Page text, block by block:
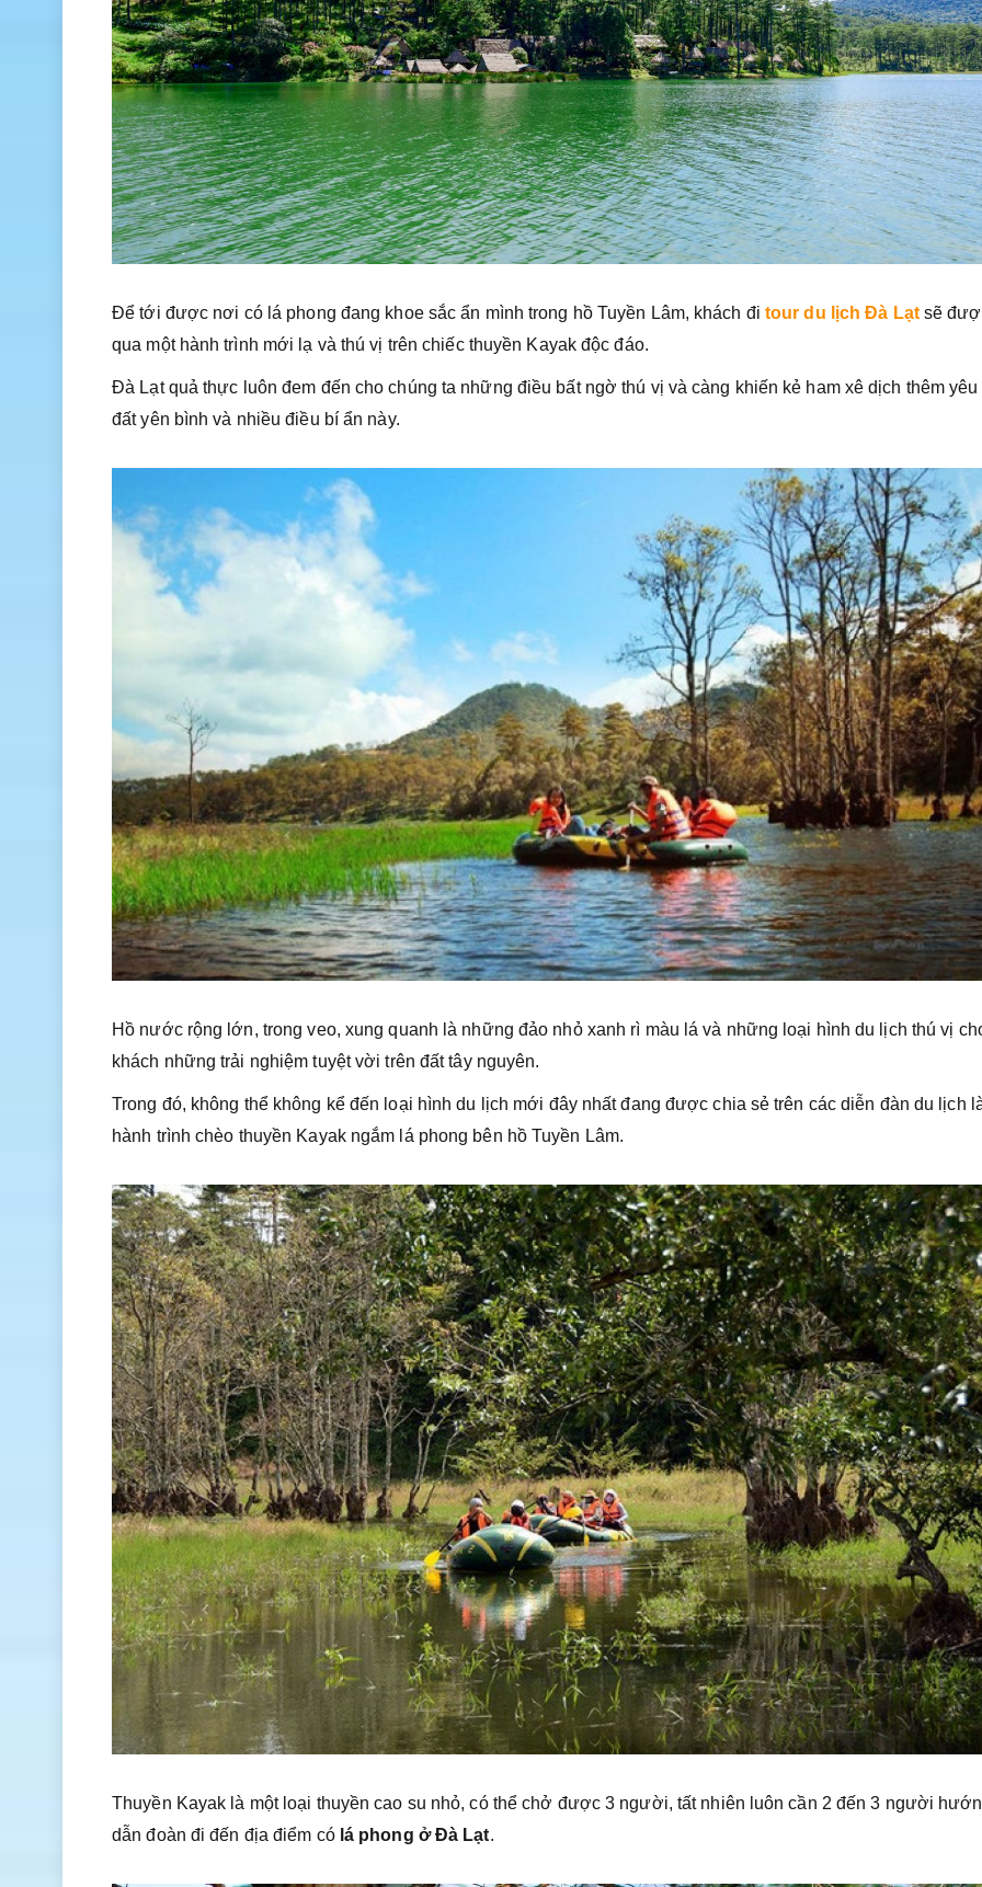
Để tới được nơi có lá phong đang khoe sắc ẩn mình trong hồ Tuyền Lâm, khách đi tour du lịch Đà Lạtsẽ
qua một hành trình mới lạ và thú vị trên chiếc thuyền Kayak độc đáo.
Đà Lạt quả thực luôn đem đến cho chúng ta những điều bất ngờ thú vị và càng khiến kẻ ham xê dịch thêm yêu
đất yên bình và nhiều điều bí ẩn này.
Hồ nước rộng lớn, trong veo, xung quanh là những đảo nhỏ xanh rì màu lá và những loại hình du lịch thú vị
khách những trải nghiệm tuyệt vời trên đất tây nguyên.
Trong đó, không thể không kể đến loại hình du lịch mới đây nhất đang được chia sẻ trên các diễn đàn du lịch
hành trình chèo thuyền Kayak ngắm lá phong bên hồ Tuyền Lâm.
Thuyền Kayak là một loại thuyền cao su nhỏ, có thể chở được 3 người, tất nhiên luôn cần 2 đến 3 người
dẫn đoàn đi đến địa điểm có lá phong ở Đà Lạt.